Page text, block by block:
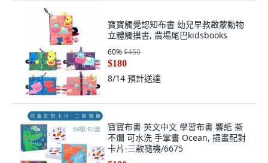
寶寶觸覺認知布書 幼兒早教啟蒙動物
立體觸摸書, 農場尾巴kidsbooks
60%$450
$180
8/14 預計送達
寶寶布書 英文中文 學習布書 響紙 撕
不爛 可水洗 手掌書 Ocean, 插畫配對
卡片-三款隨機/6675